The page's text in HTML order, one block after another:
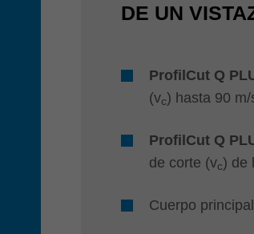
DE UN
ProfilCut Q
(vc) hasta 90 m/
ProfilCut Q
de corte (vc) de
Cuerpo